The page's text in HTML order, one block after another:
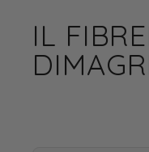
IL